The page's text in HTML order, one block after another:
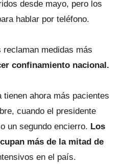
desde mayo, pero los
hablar por teléfono.
medidas más
confinamiento nacional.
ahora más pacientes
cuando el presidente
un segundo encierro. Los
más de la mitad de
en el país.